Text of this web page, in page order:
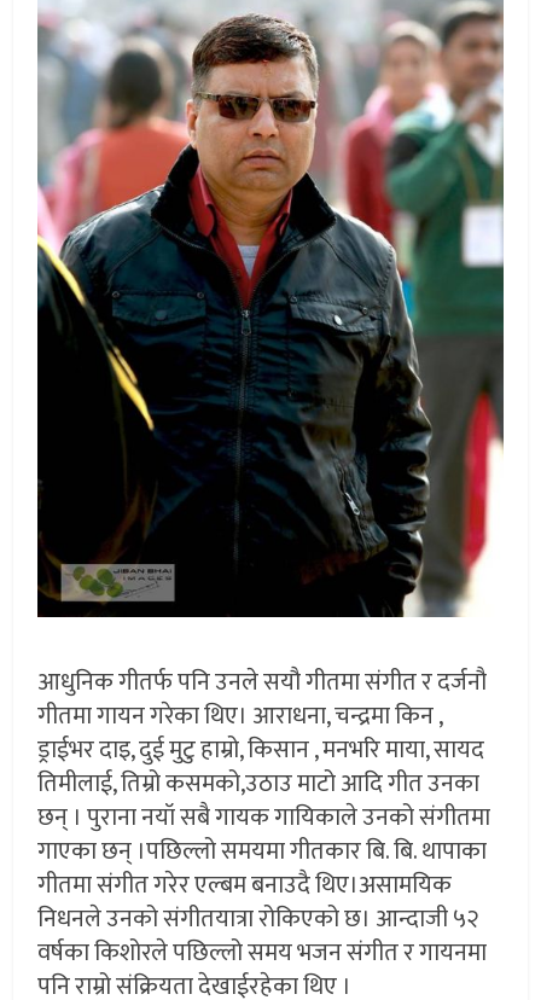
आधुनिक गीतर्फ पनि उनले सयौ गीतमा संगीत र दर्जनौ
गीतमा गायन गरेका थिए। आराधना, चन्द्रमा किन ,
ड्राईभर दाइ, दुई मुटु हाम्रो, किसान , मनभरि माया, सायद
तिमीलाई, तिम्रो कसमको,उठाउ माटो आदि गीत उनका
छन् । पुराना नयॉ सबै गायक गायिकाले उनको संगीतमा
गाएका छन् ।पछिल्लो समयमा गीतकार बि. बि. थापाका
गीतमा संगीत गरेर एल्बम बनाउदै थिए।असामयिक
निधनले उनको संगीतयात्रा रोकिएको छ। आन्दाजी ५२
वर्षका किशोरले पछिल्लो समय भजन संगीत र गायनमा
पनि राम्रो संक्रियता देखाईरहेका थिए ।